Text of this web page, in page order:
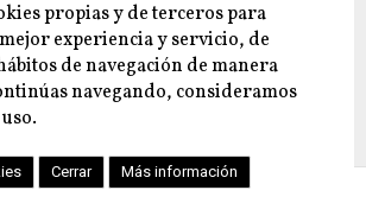
reyjayon.com, All Rights Reserved.
propias y de terceros para
experiencia y servicio, de
de navegación de manera
navegando, consideramos
Cerrar Más información